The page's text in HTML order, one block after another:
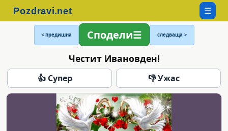
☰
< предишна Сподели следваща >
Честит Ивановден!
👍 Супер 👎 Ужас